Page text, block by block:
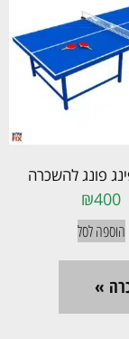
פונג להשכרה
₪400
הוספה לסל
»